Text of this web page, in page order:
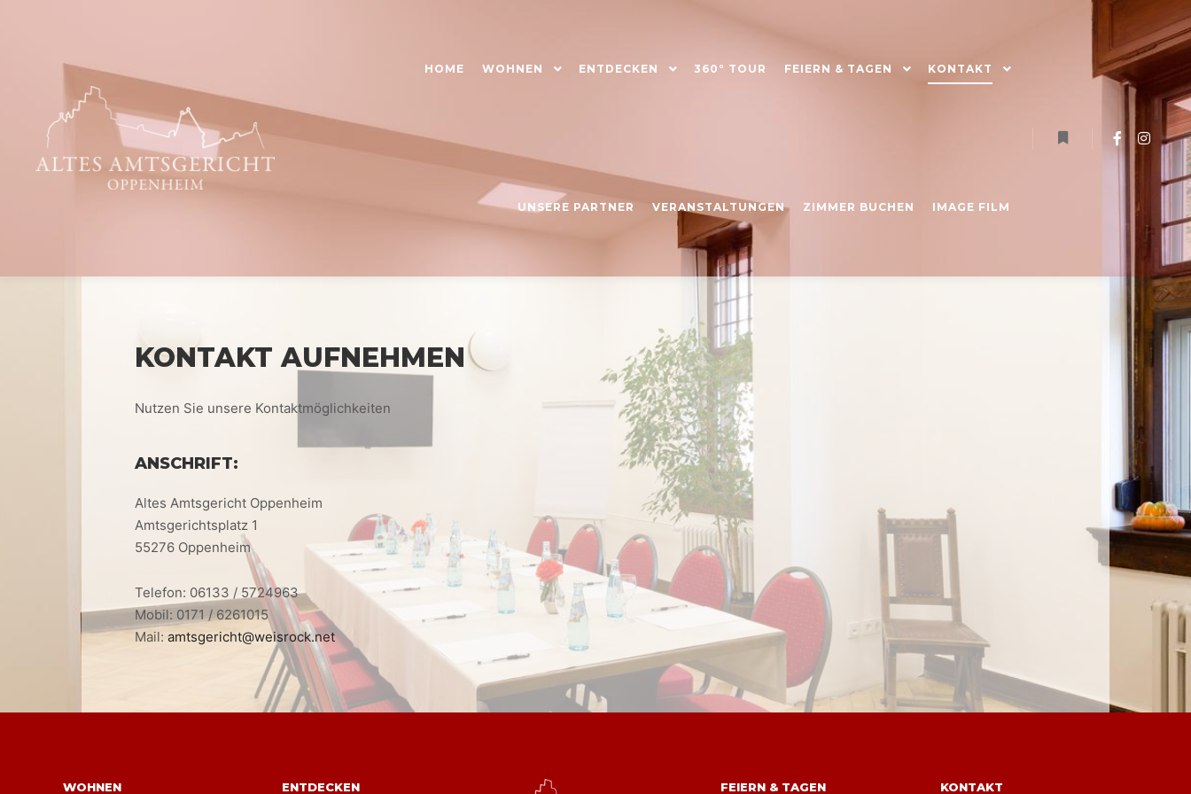
HOME WOHNEN ENTDECKEN 360° TOUR FEIERN & TAGEN KONTAKT
UNSERE PARTNER VERANSTALTUNGEN ZIMMER BUCHEN IMAGE FILM
Weitere
KONTAKT AUFNEHMEN
Nutzen Sie unsere Kontaktmöglichkeiten
ANSCHRIFT:
Altes Amtsgericht Oppenheim
Amtsgerichtsplatz 1
55276 Oppenheim
Telefon: 06133 / 5724963
Mobil: 0171 / 6261015
Mail: amtsgericht@weisrock.net
WOHNEN ENTDECKEN FEIERN & TAGEN KONTAKT